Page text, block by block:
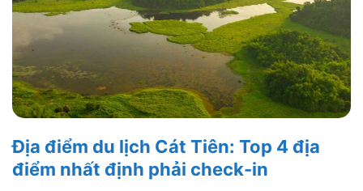
Địa điểm du lịch Cát Tiên: Top 4 địa
điểm nhất định phải check-in